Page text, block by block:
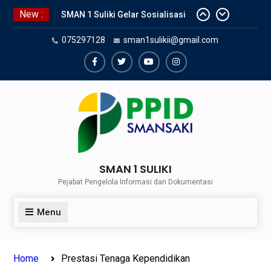
Skip
New :
SMAN 1 Suliki Gelar Sosialisasi
Keselamatan Berlalu Lintas
Bersama Dinas Perhubungan
Lima Puluh Kota
SNBP 2024 – Rekapitulasi
Suliki Tembus PTN
Sosialisasi Narkoba bersama
Kasat Reserve Narkoba Polres 50
075297128 sman1sulikii@gmail.com
FacebookTwiterYoutubeInstagram
SMAN 1 SULIKI
Pejabat Pengelola Informasi dan Dokumentasi
Menu
Home Prestasi Tenaga Kependidikan